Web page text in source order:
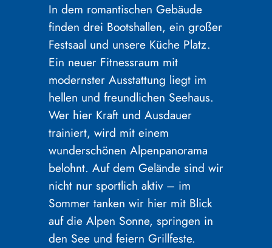
In dem romantischen Gebäude
finden drei Bootshallen, ein großer
Festsaal und unsere Küche Platz.
Ein neuer Fitnessraum mit
modernster Ausstattung liegt im
hellen und freundlichen Seehaus.
Wer hier Kraft und Ausdauer
trainiert, wird mit einem
wunderschönen Alpenpanorama
belohnt. Auf dem Gelände sind wir
nicht nur sportlich aktiv – im
Sommer tanken wir hier mit Blick
auf die Alpen Sonne, springen in
den See und feiern Grillfeste.